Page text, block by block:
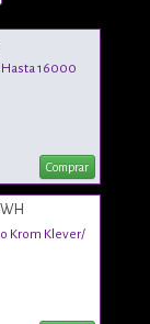
Hasta 16000
Comprar
Krom Klever/